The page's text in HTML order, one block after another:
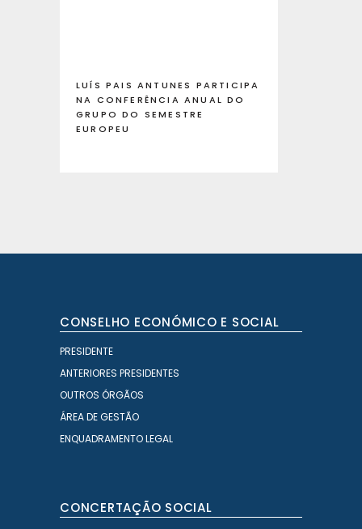
LUÍS PAIS ANTUNES PARTICIPA
NA CONFERÊNCIA ANUAL DO
GRUPO DO SEMESTRE
EUROPEU
CONSELHO ECONÓMICO E SOCIAL
PRESIDENTE
ANTERIORES PRESIDENTES
OUTROS ÓRGÃOS
ÁREA DE GESTÃO
ENQUADRAMENTO LEGAL
CONCERTAÇÃO SOCIAL